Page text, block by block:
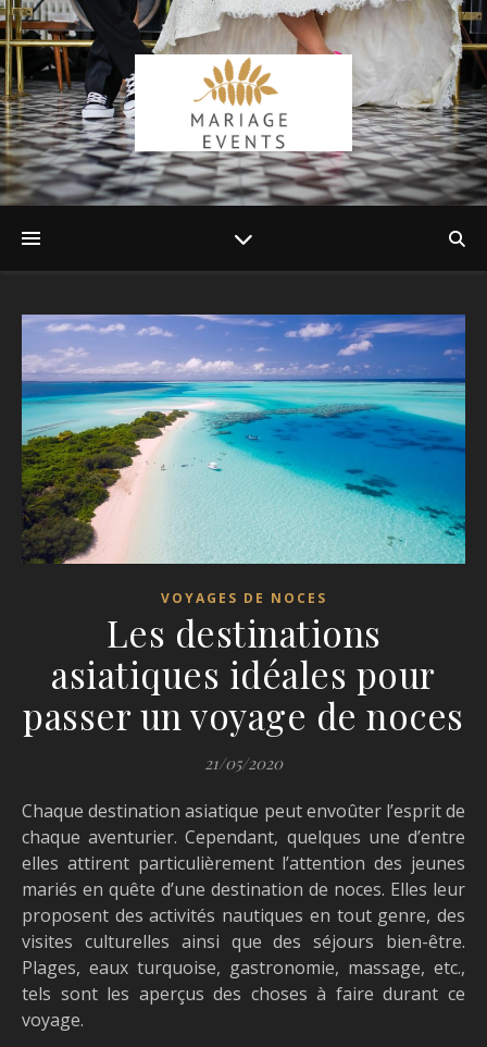
VOYAGES DE NOCES
Les destinations
asiatiques idéales pour
passer un voyage de noces
21/05/2020
Chaque destination asiatique peut envoûter l’esprit de
chaque aventurier. Cependant, quelques une d’entre
elles attirent particulièrement l’attention des jeunes
mariés en quête d’une destination de noces. Elles leur
proposent des activités nautiques en tout genre, des
visites culturelles ainsi que des séjours bien-être.
Plages, eaux turquoise, gastronomie, massage, etc.,
tels sont les aperçus des choses à faire durant ce
voyage.